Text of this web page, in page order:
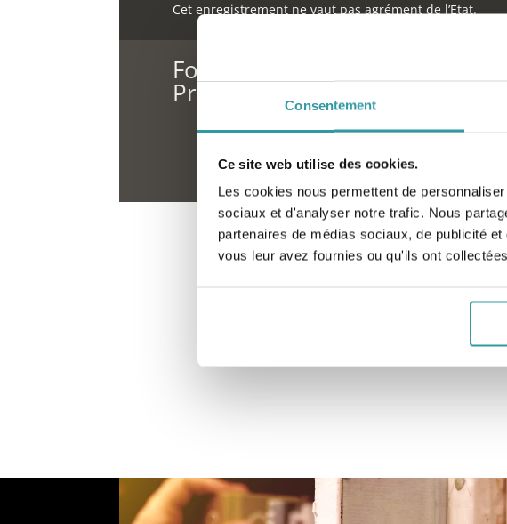
Consentement
Ce site web utilise des cookies.
Les cookies nous permettent de
sociaux et d'analyser notre trafic. Nous
partenaires de médias sociaux, de publicité
vous leur avez fournies ou qu'ils ont
Cet enregistrement ne vaut pas agrément de l’Etat.
Formation Hypnothérapeute à
Provence